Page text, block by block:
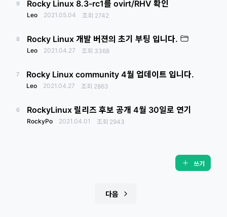
9 Rocky Linux 8.3-rc1를 ovirt/RHV 확인
Leo 2021.05.04 조회 2742
8 Rocky Linux 개발 버젼의 초기 부팅 입니다.
Leo 2021.04.27 조회 3368
7 Rocky Linux community 4월 업데이트 입니다.
Leo 2021.04.27 조회 2863
6 RockyLinux 릴리즈 후보 공개 4월 30일로 연기
RockyPo 2021.04.01 조회 2943
쓰기
다음